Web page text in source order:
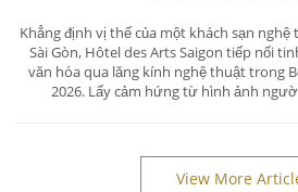
Khẳng định vị thế của một khách sạn
Sài Gòn, Hôtel des Arts Saigon tiếp nối
văn hóa qua lăng kính nghệ thuật trong
2026. Lấy cảm hứng từ hình ảnh
View More